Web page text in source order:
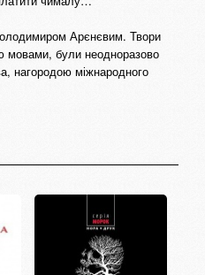
Арєнєвим. Твори
мовами, були неодноразово
нагородою міжнародного